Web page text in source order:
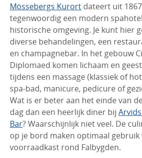
Mössebergs Kurort dateert uit
tegenwoordig een modern
historische omgeving. Je kunt hier
diverse behandelingen, een
en champagnebar. In het gebouw
Diplomaed komen lichaam en
tijdens een massage (klassiek of
spa-bad, manicure, pedicure of
Wat is er beter aan het einde van
dag dan een heerlijk diner bij
Bar? Waarschijnlijk niet veel. De
op je bord maken optimaal
voorraadkast rond Falbygden.